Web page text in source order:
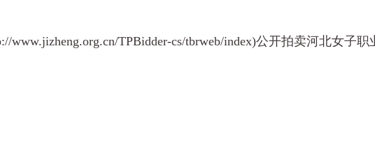
TPBidder-cs/tbrweb/index)公开拍卖河北女子职